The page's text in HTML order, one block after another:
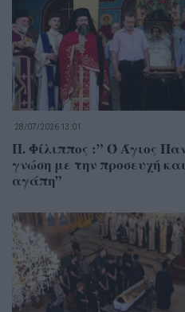
28/07/2026 13:01
Π. Φίλιππος :” Ό Άγιος
γνώση με την προσευχή
αγάπη”